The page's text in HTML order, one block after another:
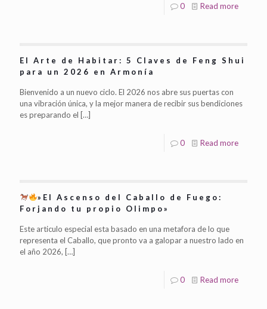
0 Read more
El Arte de Habitar: 5 Claves de Feng Shui
para un 2026 en Armonía
Bienvenido a un nuevo ciclo. El 2026 nos abre sus puertas con
una vibración única, y la mejor manera de recibir sus bendiciones
es preparando el […]
0 Read more
»El Ascenso del Caballo de Fuego:
Forjando tu propio Olimpo»
Este articulo especial esta basado en una metafora de lo que
representa el Caballo, que pronto va a galopar a nuestro lado en
el año 2026, […]
0 Read more